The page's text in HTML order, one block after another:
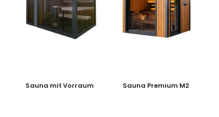
Sauna mit Vorraum Sauna Premium M2